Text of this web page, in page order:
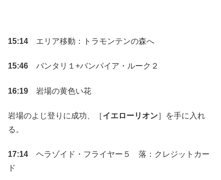
15:14 エリア移動：トラモンテンの森へ
15:46 バンタリ１+バンパイア・ルーク２
16:19 岩場の黄色い花
岩場のよじ登りに成功、［イエローリオン］を手に入れ
る。
17:14 ヘラゾイド・フライヤー５ 落：クレジットカー
ド